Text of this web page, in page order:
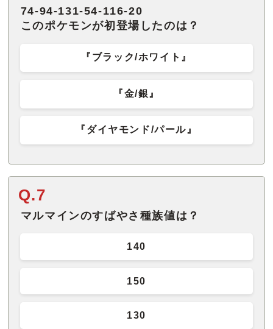
74-94-131-54-116-20
このポケモンが初登場したのは？
『ブラック/ホワイト』
『金/銀』
『ダイヤモンド/パール』
Q.7
マルマインのすばやさ種族値は？
140
150
130